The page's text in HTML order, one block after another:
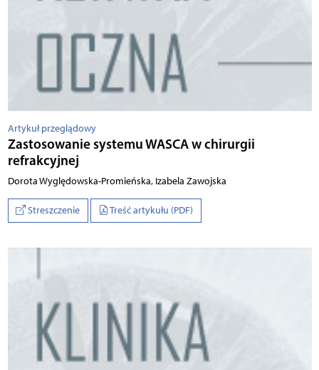
Artykuł przeglądowy
Zastosowanie systemu WASCA w chirurgii
refrakcyjnej
Do­ro­ta Wy­glę­dow­ska­-Pr­omie­ńska, Iza­be­la Za­woj­ska
Streszczenie Treść artykułu (PDF)